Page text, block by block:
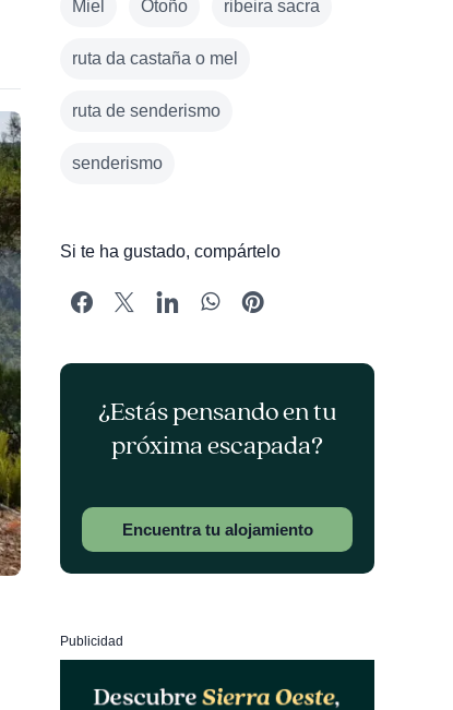
Miel Otoño ribeira sacra
ruta da castaña o mel
ruta de senderismo
senderismo
Si te ha gustado, compártelo
¿Estás pensando en tu
próxima escapada?
Encuentra tu alojamiento
Publicidad